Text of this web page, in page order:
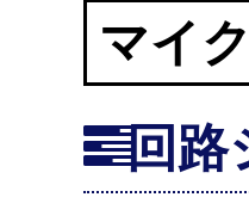
マイ
回路